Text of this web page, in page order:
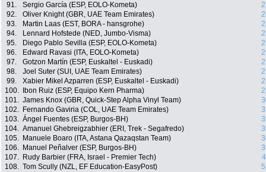
91.
Sergio García (ESP, EOLO-Kometa)
92.
Oliver Knight (GBR, UAE Team Emirates)
93.
Martin Laas (EST, BORA - hansgrohe)
94.
Lennard Hofstede (NED, Jumbo-Visma)
95.
Diego Pablo Sevilla (ESP, EOLO-Kometa)
96.
Edward Ravasi (ITA, EOLO-Kometa)
97.
Gotzon Martín (ESP, Euskaltel - Euskadi)
98.
Joel Suter (SUI, UAE Team Emirates)
99.
Xabier Mikel Azparren (ESP, Euskaltel - Euskadi)
100.
Ibon Ruiz (ESP, Equipo Kern Pharma)
101. James Knox (GBR, Quick-Step Alpha Vinyl Team)
102.
Fernando Gaviria (COL, UAE Team Emirates)
103. Ángel Fuentes (ESP, Burgos-BH)
104. Amanuel Ghebreigzabhier (ERI, Trek - Segafredo)
105.
Manuele Boaro (ITA, Astana Qazaqstan Team)
106.
Manuel Peñalver (ESP, Burgos-BH)
107.
Rudy Barbier (FRA, Israel - Premier Tech)
108. Tom Scully (NZL, EF Education-EasyPost)